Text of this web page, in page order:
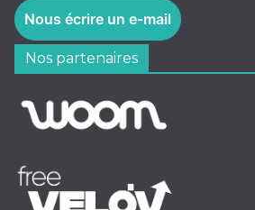
Nous écrire un e-mail
Nos partenaires